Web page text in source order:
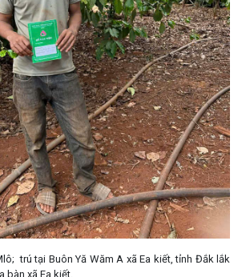
trú tại Buôn Yă Wăm A xã Ea kiết, tỉnh Đắk lắk
bàn xã Ea kiết.